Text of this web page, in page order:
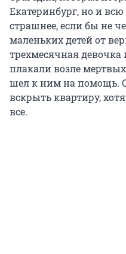
Екатеринбург, но и
страшнее, если бы не
маленьких детей от
трехмесячная
плакали возле
шел к ним на помощь.
вскрыть квартиру,
все.